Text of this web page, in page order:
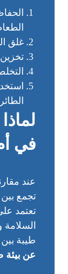
غلق
في
عند
تجمع بين
تعتمد
طيبة بين
عن بيئة